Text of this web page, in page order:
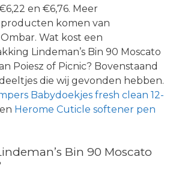
en €6,76. Meer
komen van
Wat kost een
Lindeman’s Bin 90 Moscato
Poiesz of Picnic? Bovenstaand
die wij gevonden hebben.
Babydoekjes fresh clean 12-
en Herome Cuticle softener pen
Bin 90 Moscato